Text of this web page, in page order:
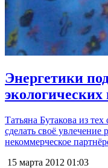
Энергетики
Татьяна Бутакова из
сделать своё увлечение
некоммерческое
15 марта 2012 01:03